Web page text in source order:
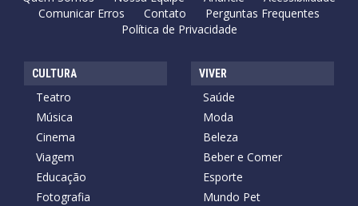
Comunicar Erros
Contato
Perguntas Frequentes
Política de Privacidade
CULTURA
Teatro
Música
Cinema
Viagem
Educação
Fotografia
VIVER
Saúde
Moda
Beleza
Beber e Comer
Esporte
Mundo Pet